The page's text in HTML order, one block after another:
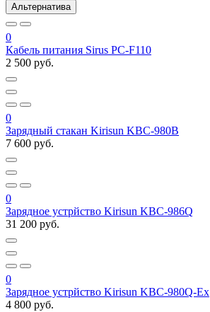
Альтернатива
0
Кабель питания Sirus PC-F110
2 500 руб.
0
Зарядный стакан Kirisun KBC-980B
7 600 руб.
0
Зарядное устрйство Kirisun KBC-986Q
31 200 руб.
0
Зарядное устрйство Kirisun KBC-980Q-Ex
4 800 руб.